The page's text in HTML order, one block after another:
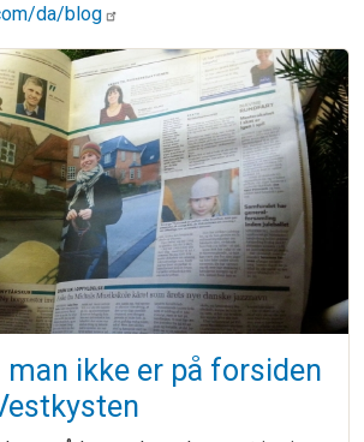
da/blog
ikke er på forsiden